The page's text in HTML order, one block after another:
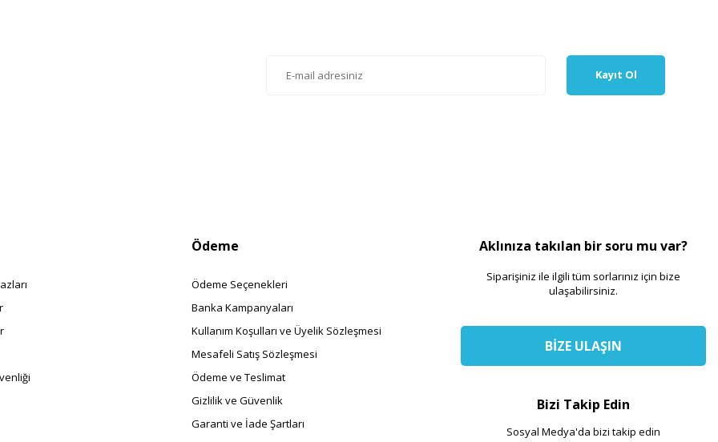
Kayıt Ol
Ödeme
Ödeme Seçenekleri
Banka Kampanyaları
Kullanım Koşulları ve Üyelik Sözleşmesi
Mesafeli Satış Sözleşmesi
Ödeme ve Teslimat
Gizlilik ve Güvenlik
Garanti ve İade Şartları
Aklınıza takılan bir soru mu var?
Siparişiniz ile ilgili tüm sorlarınız için bize
ulaşabilirsiniz.
BİZE ULAŞIN
Bizi Takip Edin
Sosyal Medya'da bizi takip edin